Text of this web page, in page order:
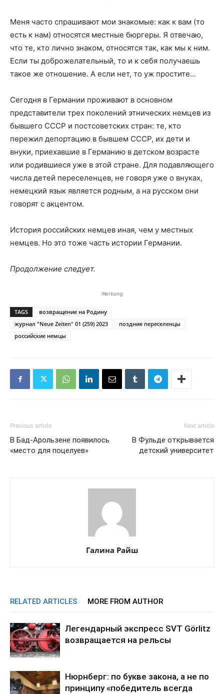
Меня часто спрашивают мои знакомые: как к вам (то
есть к нам) относятся местные бюргеры. Я отвечаю,
что те, кто лично знаком, относятся так, как мы к ним.
Если ты доброжелательный, то и к себя получаешь
такое же отношение. А если нет, то уж простите…
Сегодня в Германии проживают в основном
представители трех поколений этнических немцев из
бывшего СССР и постсоветских стран: те, кто
пережил депортацию в бывшем СССР, их дети и
внуки, приехавшие в Германию в детском возрасте
или родившиеся уже в этой стране. Для подавляющего
числа детей переселенцев, не говоря уже о внуках,
немецкий язык является родным, а на русском они
говорят с акцентом.
История российских немцев иная, чем у местных
немцев. Но это тоже часть истории Германии.
Продолжение следует.
Werbung
TAGS
возвращение на Родину
журнал "Neue Zeiten" 01 (259) 2023
поздние переселенцы
российские немцы
Previous article
В Бад-Арользене появилось
«место для поцелуев»
Next article
В Фульде открывается
детский университет
Галина Райш
RELATED ARTICLES MORE FROM AUTHOR
Легендарный экспресс SVT Görlitz
возвращается на рельсы
Нюрнберг: по букве закона, а не по
принципу «победитель всегда